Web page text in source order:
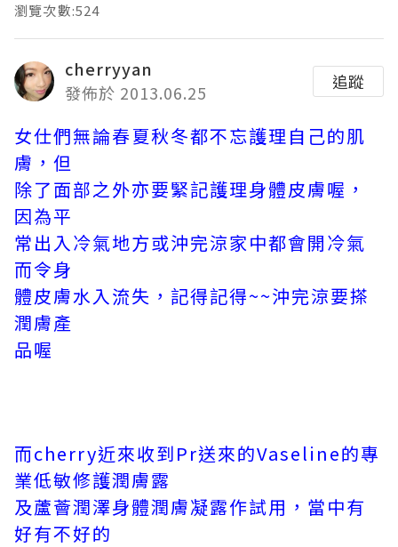
瀏覽次數:524
cherryyan
發佈於 2013.06.25
追蹤
女仕們無論春夏秋冬都不忘護理自己的肌
膚，但
除了面部之外亦要緊記護理身體皮膚喔，
因為平
常出入冷氣地方或沖完涼家中都會開冷氣
而令身
體皮膚水入流失，記得記得~~沖完涼要搽
潤膚產
品喔
而cherry近來收到Pr送來的Vaseline的專
業低敏修護潤膚露
及蘆薈潤澤身體潤膚凝露作試用，當中有
好有不好的